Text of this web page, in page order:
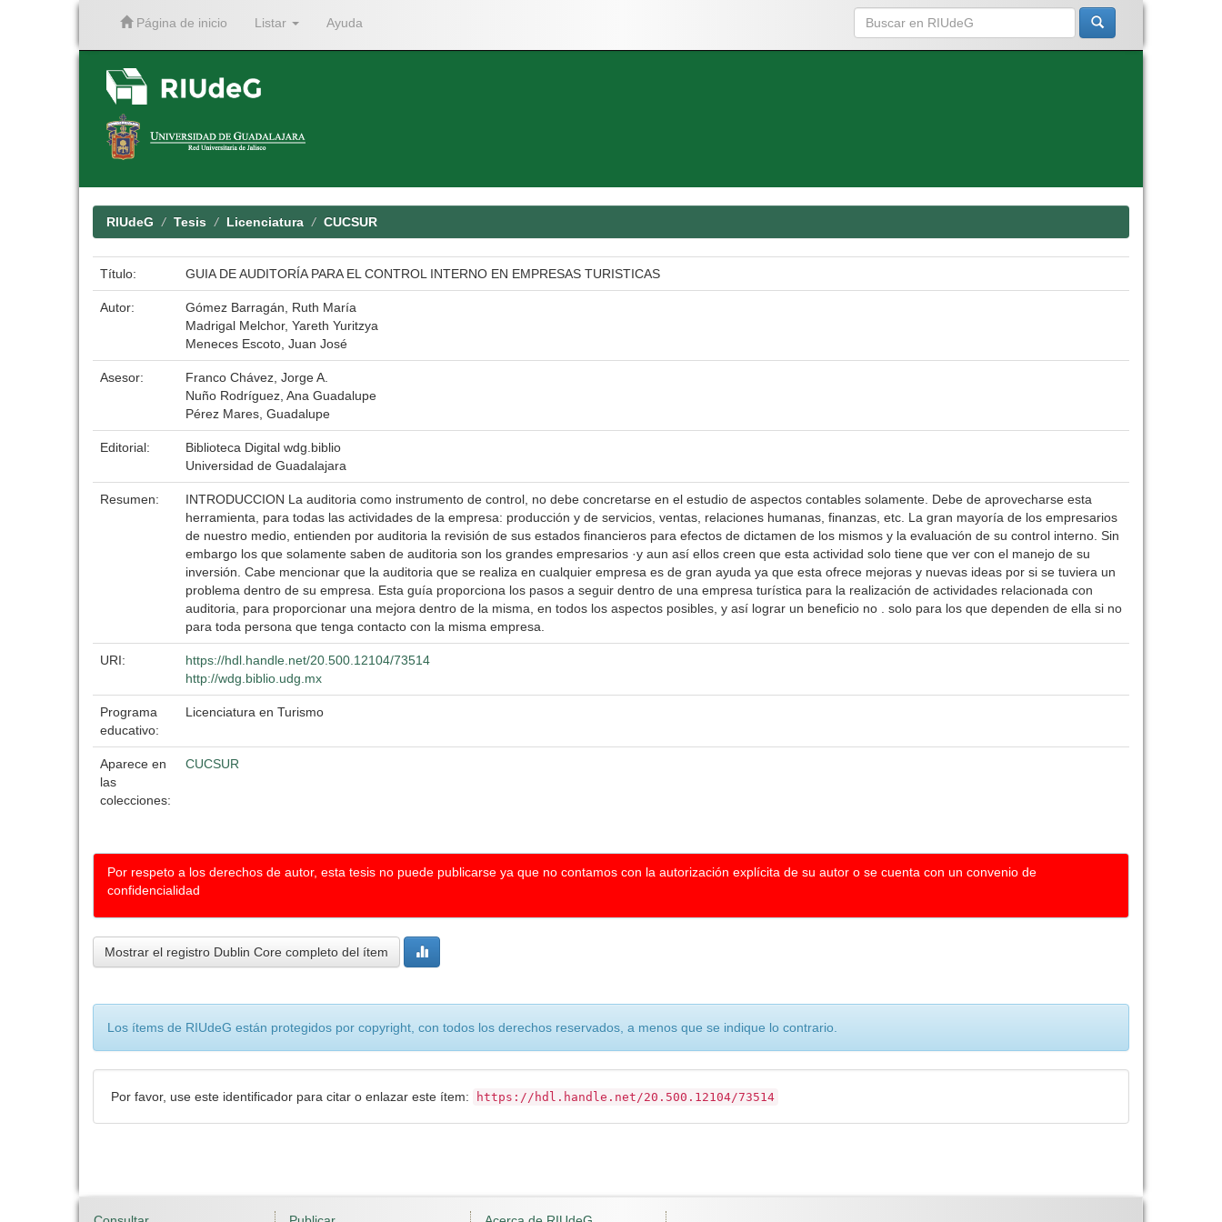
Página de inicio Listar Ayuda
RIUdeG Tesis Licenciatura CUCSUR
Título: GUIA DE AUDITORÍA PARA EL CONTROL INTERNO EN EMPRESAS TURISTICAS
Autor:
Gómez Barragán, Ruth María
Madrigal Melchor, Yareth Yuritzya
Meneces Escoto, Juan José
Asesor:
Franco Chávez, Jorge A.
Nuño Rodríguez, Ana Guadalupe
Pérez Mares, Guadalupe
Editorial:
Biblioteca Digital wdg.biblio
Universidad de Guadalajara
Resumen:
INTRODUCCION La auditoria como instrumento de control, no debe concretarse en el estudio de aspectos contables solamente. Debe de aprovecharse esta
herramienta, para todas las actividades de la empresa: producción y de servicios, ventas, relaciones humanas, finanzas, etc. La gran mayoría de los empresarios
de nuestro medio, entienden por auditoria la revisión de sus estados financieros para efectos de dictamen de los mismos y la evaluación de su control interno. Sin
embargo los que solamente saben de auditoria son los grandes empresarios ·y aun así ellos creen que esta actividad solo tiene que ver con el manejo de su
inversión. Cabe mencionar que la auditoria que se realiza en cualquier empresa es de gran ayuda ya que esta ofrece mejoras y nuevas ideas por si se tuviera un
problema dentro de su empresa. Esta guía proporciona los pasos a seguir dentro de una empresa turística para la realización de actividades relacionada con
auditoria, para proporcionar una mejora dentro de la misma, en todos los aspectos posibles, y así lograr un beneficio no . solo para los que dependen de ella si no
para toda persona que tenga contacto con la misma empresa.
URI:
https://hdl.handle.net/20.500.12104/73514
http://wdg.biblio.udg.mx
Programa
educativo:
Licenciatura en Turismo
Aparece en
las
colecciones:
CUCSUR
Por respeto a los derechos de autor, esta tesis no puede publicarse ya que no contamos con la autorización explícita de su autor o se cuenta con un convenio de
confidencialidad
Mostrar el registro Dublin Core completo del ítem
Los ítems de RIUdeG están protegidos por copyright, con todos los derechos reservados, a menos que se indique lo contrario.
Por favor, use este identificador para citar o enlazar este ítem: https://hdl.handle.net/20.500.12104/73514